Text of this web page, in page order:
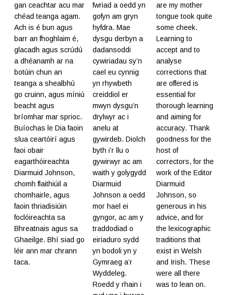
gan ceachtar acu mar
chéad teanga agam.
Ach is é bun agus
barr an fhoghlaim é,
glacadh agus scrúdú
a dhéanamh ar na
botúin chun an
teanga a shealbhú
go cruinn, agus míniú
beacht agus
bríomhar mar sprioc.
Buíochas le Dia faoin
slua ceartóirí agus
faoi obair
eagarthóireachta
Diarmuid Johnson,
chomh flaithiúil a
chomhairle, agus
faoin thriadisiúin
foclóireachta sa
Bhreatnais agus sa
Ghaeilge. Bhí siad go
léir ann mar chrann
taca.
fwriad a oedd yn
gofyn am gryn
hyfdra. Mae
dysgu derbyn a
dadansoddi
cywiriadau sy’n
cael eu cynnig
yn rhywbeth
creiddiol er
mwyn dysgu’n
drylwyr ac i
anelu at
gywirdeb. Diolch
byth i’r llu o
gywirwyr ac am
waith y golygydd
Diarmuid
Johnson a oedd
mor hael ei
gyngor, ac am y
traddodiad o
eiriaduro sydd
yn bodoli yn y
Gymraeg a’r
Wyddeleg.
Roedd y rhain i
are my mother
tongue took quite
some cheek.
Learning to
accept and to
analyse
corrections that
are offered is
essential for
thorough learning
and aiming for
accuracy. Thank
goodness for the
host of
correctors, for the
work of the Editor
Diarmuid
Johnson, so
generous in his
advice, and for
the lexicographic
traditions that
exist in Welsh
and Irish. These
were all there
was to lean on.